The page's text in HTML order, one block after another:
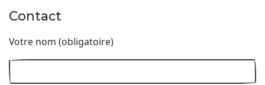
Contact
Votre nom (obligatoire)